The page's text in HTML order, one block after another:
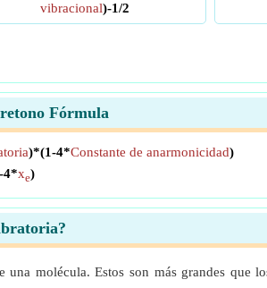
vibracional)-1/2
Fórmula
)*(1-4*Constante de anarmonicidad)
4*xe)
molécula. Estos son más grandes que